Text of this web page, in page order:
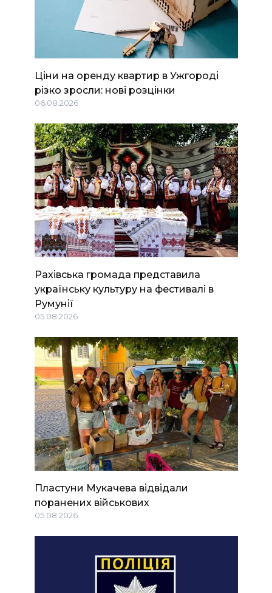
Ціни на оренду квартир в Ужгороді
різко зросли: нові розцінки
06.08.2026
Рахівська громада представила
українську культуру на фестивалі в
Румунії
05.08.2026
Пластуни Мукачева відвідали
поранених військових
05.08.2026